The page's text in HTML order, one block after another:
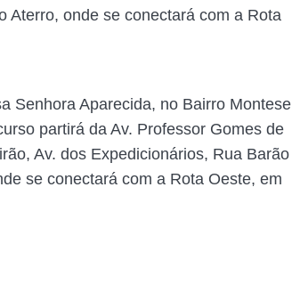
Aterro, onde se conectará com a Rota
Senhora Aparecida, no Bairro Montese
partirá da Av. Professor Gomes de
Av. dos Expedicionários, Rua Barão
se conectará com a Rota Oeste, em